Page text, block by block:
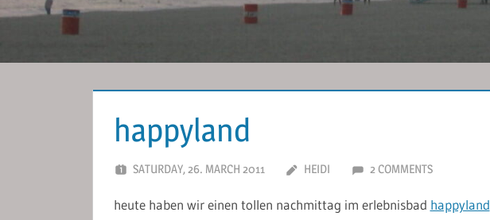
happyland
SATURDAY, 26. MARCH 2011 HEIDI 2 COMMENTS
heute haben wir einen tollen nachmittag im erlebnisbad happyland